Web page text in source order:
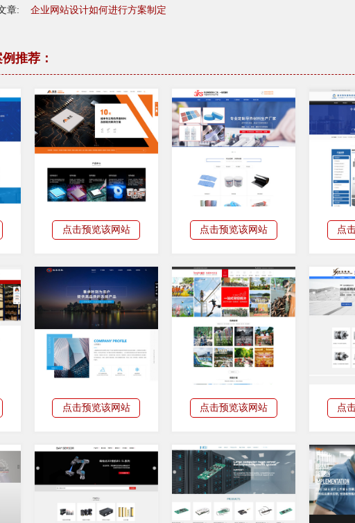
章: 企业网站设计如何进行方案制定
推荐：
点击预览该网站 点击预览该网站 点
点击预览该网站 点击预览该网站 点